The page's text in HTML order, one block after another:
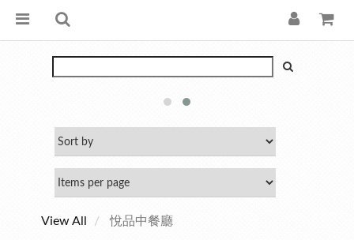
View All 悅品中餐廳